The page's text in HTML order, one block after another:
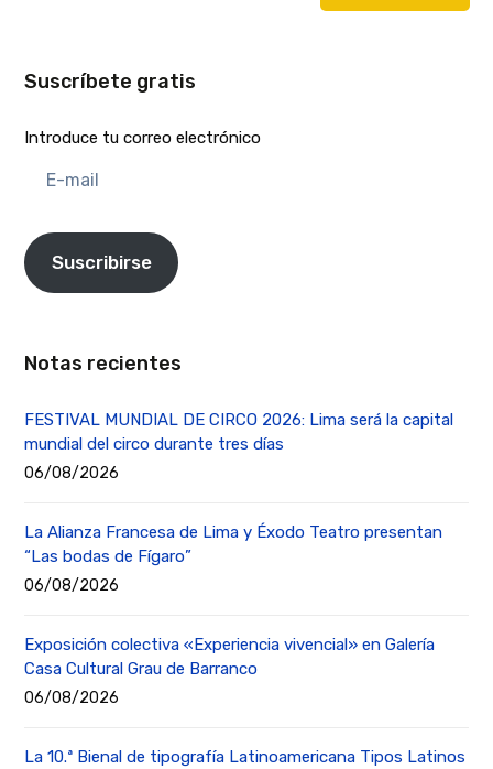
Suscríbete gratis
Introduce tu correo electrónico
mail
Suscribirse
Notas recientes
FESTIVAL MUNDIAL DE CIRCO 2026: Lima será la capital
mundial del circo durante tres días
06/08/2026
La Alianza Francesa de Lima y Éxodo Teatro presentan
“Las bodas de Fígaro”
06/08/2026
Exposición colectiva «Experiencia vivencial» en Galería
Casa Cultural Grau de Barranco
06/08/2026
La 10.ª Bienal de tipografía Latinoamericana Tipos Latinos